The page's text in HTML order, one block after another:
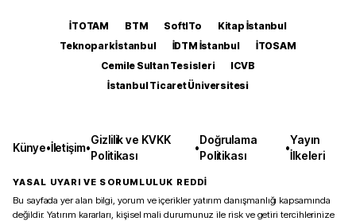
İTOTAM BTM SoftITo
Kitap İstanbul
Teknopark İstanbul
İDTM İstanbul
İTOSAM
Cemile Sultan Tesisleri
ICVB
İstanbul Ticaret Üniversitesi
Künye•İletişim•
Gizlilik ve KVKK
Politikası
•
Doğrulama
Politikası
•
Yayın
İlkeleri
YASAL UYARI VE SORUMLULUK REDDİ
Bu sayfada yer alan bilgi, yorum ve içerikler yatırım danışmanlığı kapsamında
değildir. Yatırım kararları, kişisel mali durumunuz ile risk ve getiri tercihlerinize